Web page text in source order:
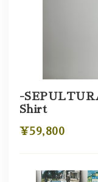
-
Shirt
¥59,800